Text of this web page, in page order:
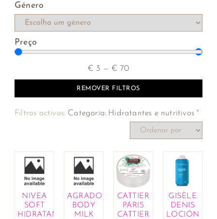
Género
Preço
€ 3 — € 70
REMOVER FILTROS
Filtros activos: Categoria: Hidratantes e nutritivos ×
NIVEA
SOFT
HIDRATANTE
AGRADO
BODY
MILK
CATTIER
PARIS
CATTIER
GISÈLE
DENIS
LOCIÓN